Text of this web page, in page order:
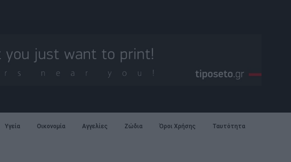
Υγεία Οικονομία Αγγελίες Ζώδια Όροι Χρήσης Ταυτότητα